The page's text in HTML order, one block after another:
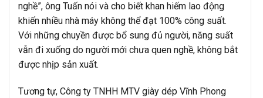
nghề”, ông Tuấn nói và cho biết khan hiếm lao động
khiến nhiều nhà máy không thể đạt 100% công suất.
Với những chuyền được bổ sung đủ người, năng suất
vẫn đi xuống do người mới chưa quen nghề, không bắt
được nhịp sản xuất.
Tương tự, Công ty TNHH MTV giày dép Vĩnh Phong